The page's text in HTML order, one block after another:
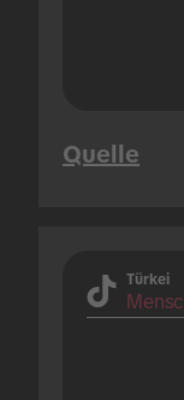
Quelle
Türkei